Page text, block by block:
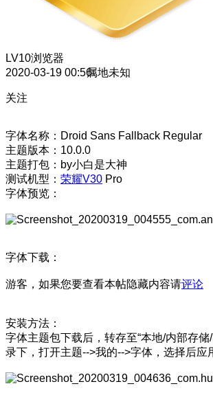
LV10浏览器
2020-03-19 00:56属地未知
关注
字体名称：Droid Sans Fallback Regular
主题版本：10.0.0
主题打包：by小白是大神
测试机型： 荣耀V30 Pro
字体预览：
字体下载：
游客，如果您要查看本帖隐藏内容请评论
安装方法：
字体主题包下载后，转存至“本地/内部存储
录下，打开主题-->我的-->字体，选择后应